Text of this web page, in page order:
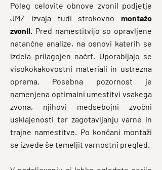
Poleg celovite obnove zvonil podjetje
JMZ izvaja tudi strokovno montažo
zvonil. Pred namestitvijo so opravljene
natančne analize, na osnovi katerih se
izdela prilagojen načrt. Uporabljajo se
visokokakovostni materiali in ustrezna
oprema. Posebna pozornost je
namenjena optimalni umestitvi vsakega
zvona, njihovi medsebojni zvočni
usklajenosti ter zagotavljanju varne in
trajne namestitve. Po končani montaži
se izvede še temeljit varnostni pregled.